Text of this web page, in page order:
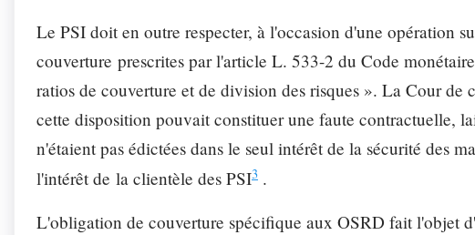
Le PSI doit en outre respecter, à l'occasion d'une opération
couverture prescrites par l'article L. 533-2 du Code
ratios de couverture et de division des risques ». La Cour de
cette disposition pouvait constituer une faute contractuelle,
n'étaient pas édictées dans le seul intérêt de la sécurité des
l'intérêt de la clientèle des PSI3 .
L'obligation de couverture spécifique aux OSRD fait l'objet